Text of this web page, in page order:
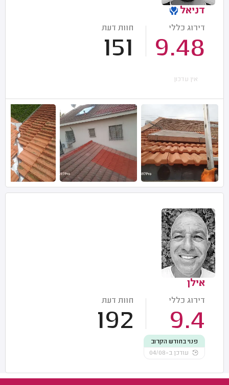
דניאל
דירוג כללי
9.48
חוות דעת
151
אין עדכון
אילן
דירוג כללי
9.4
חוות דעת
192
פנוי בחודש הקרוב
עודכן ב-04/08